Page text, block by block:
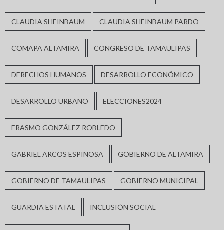
CLAUDIA SHEINBAUM CLAUDIA SHEINBAUM PARDO
COMAPA ALTAMIRA CONGRESO DE TAMAULIPAS
DERECHOS HUMANOS DESARROLLO ECONÓMICO
DESARROLLO URBANO ELECCIONES2024
ERASMO GONZÁLEZ ROBLEDO
GABRIEL ARCOS ESPINOSA GOBIERNO DE ALTAMIRA
GOBIERNO DE TAMAULIPAS GOBIERNO MUNICIPAL
GUARDIA ESTATAL INCLUSIÓN SOCIAL